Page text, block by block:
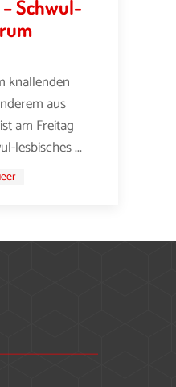
Schwul-
knallenden
aus
am Freitag
lesbisches ...